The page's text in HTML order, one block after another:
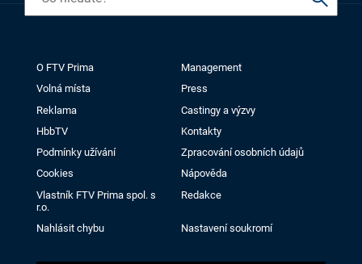
O FTV Prima
Management
Volná místa
Press
Reklama
Castingy a výzvy
HbbTV
Kontakty
Podmínky užívání
Zpracování osobních údajů
Cookies
Nápověda
Vlastník FTV Prima spol. s
r.o.
Redakce
Nahlásit chybu Nastavení soukromí